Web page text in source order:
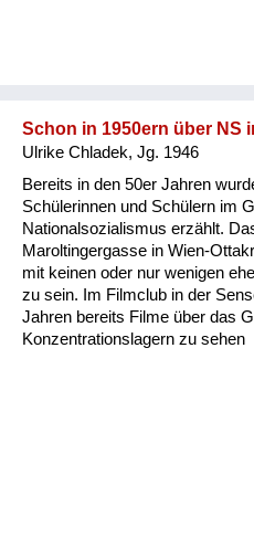
Schon in 1950ern über NS
Ulrike Chladek, Jg. 1946
Bereits in den 50er Jahren
Schülerinnen und Schülern im
Nationalsozialismus erzählt.
Maroltingergasse in Wien-
mit keinen oder nur wenigen
zu sein. Im Filmclub in der
Jahren bereits Filme über das
Konzentrationslagern zu sehen